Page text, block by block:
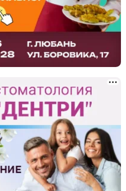
благоустройство
услуги